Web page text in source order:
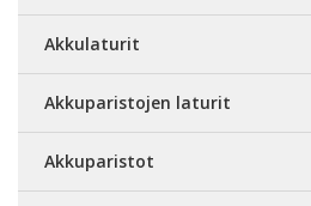
Akkulaturit
Akkuparistojen laturit
Akkuparistot